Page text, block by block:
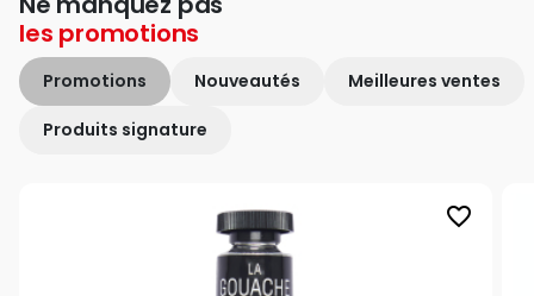
les promotions
Promotions Nouveautés Meilleures ventes
Produits signature
favorite_border